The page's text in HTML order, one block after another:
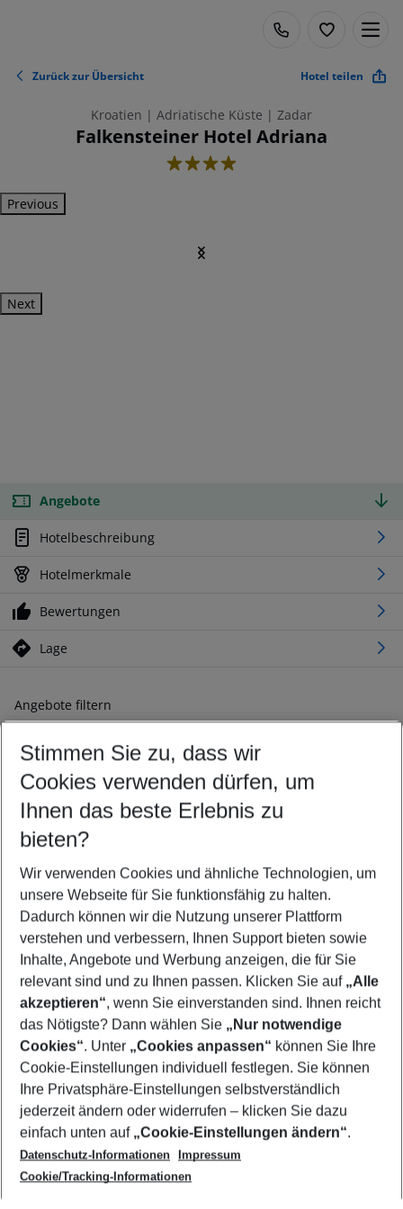
Zurück zur Übersicht Hotel teilen
Kroatien | Adriatische Küste | Zadar
Falkensteiner Hotel Adriana
4
Previous
Next
Angebote
Hotelbeschreibung
Hotelmerkmale
Bewertungen
Lage
Angebote filtern
Ändern Sie Ihre Kriterien nach Ihren Wünschen
Abflughafen wählen
Beliebiger Abflughafen
Reisezeitraum wählen
10.08.26– 08.08.27 5-8 Nächte
2 Erwachsene Keine Kinder
Mehr Filter anzeigen
Footer
Footer navigation
Über uns
AGB
Cookie-Einstellungen ändern
Cookie-Richtlinie
Datenschutz
Service & Hilfe
Barrierefreies Reisen
Check-in
Folgen Sie uns
Stimmen Sie zu, dass wir
Cookies verwenden dürfen, um
Ihnen das beste Erlebnis zu
bieten?
Wir verwenden Cookies und ähnliche Technologien, um
unsere Webseite für Sie funktionsfähig zu halten.
Dadurch können wir die Nutzung unserer Plattform
verstehen und verbessern, Ihnen Support bieten sowie
Inhalte, Angebote und Werbung anzeigen, die für Sie
relevant sind und zu Ihnen passen. Klicken Sie auf „Alle
akzeptieren“, wenn Sie einverstanden sind. Ihnen reicht
das Nötigste? Dann wählen Sie „Nur notwendige
Cookies“. Unter „Cookies anpassen“ können Sie Ihre
Cookie-Einstellungen individuell festlegen. Sie können
Ihre Privatsphäre-Einstellungen selbstverständlich
jederzeit ändern oder widerrufen – klicken Sie dazu
einfach unten auf „Cookie-Einstellungen ändern“.
Datenschutz-Informationen
Impressum
Cookie/Tracking-Informationen